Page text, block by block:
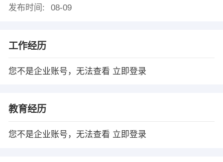
发布时间:
08-09
工作经历
您不是企业账号，无法查看 立即登录
教育经历
您不是企业账号，无法查看 立即登录